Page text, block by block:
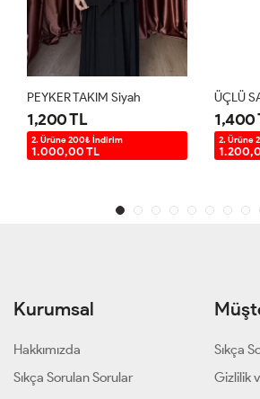
PEYKER TAKIM Siyah
1,200 TL
2. Ürüne 200₺ İndirim
1.000,00 TL
1,400
2. Ürüne
Kurumsal
Hakkımızda
Sıkça Sorulan Sorular
Sıkça
Gizlilik